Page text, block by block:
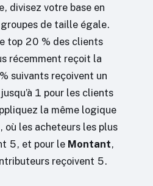
divisez votre base en
de taille égale.
top 20 % des clients
récemment reçoit la
suivants reçoivent un
1 pour les clients
la même logique
, où les acheteurs les plus
5, et pour le Montant,
reçoivent 5.